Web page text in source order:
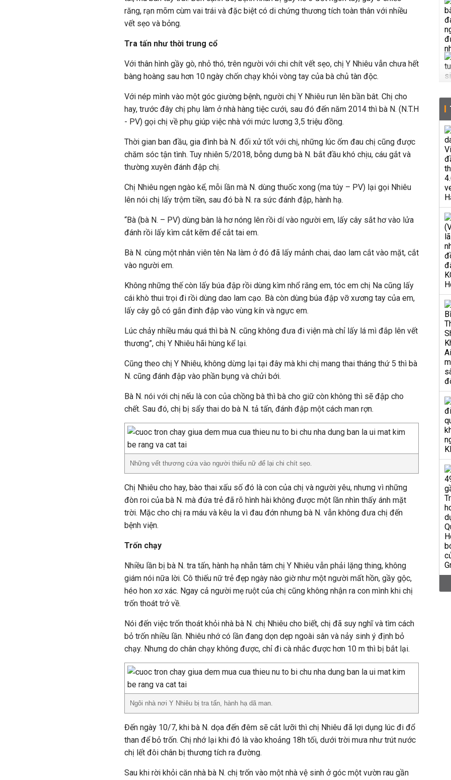
răng, rạn mõm cùm vai trái và đặc biệt có di chứng thương tích toàn thân với nhiều
vết sẹo và bỏng.
Tra tấn như thời trung cổ
Với thân hình gầy gò, nhỏ thó, trên người với chi chít vết sẹo, chị Y Nhiêu vẫn chưa hết
bàng hoàng sau hơn 10 ngày chốn chạy khỏi vòng tay của bà chủ tàn độc.
Với nép mình vào một góc giường bệnh, người chị Y Nhiêu run lên bần bât. Chị cho
hay, trước đây chị phụ làm ở nhà hàng tiệc cưới, sau đó đến năm 2014 thì bà N. (N.T.H
- PV) gọi chị về phụ giúp việc nhà với mức lương 3,5 triệu đồng.
Thời gian ban đầu, gia đình bà N. đối xử tốt với chị, những lúc ốm đau chị cũng được
chăm sóc tận tình. Tuy nhiên 5/2018, bỗng dưng bà N. bắt đầu khó chịu, cáu gắt và
thường xuyên đánh đập chị.
Chị Nhiêu ngẹn ngào kể, mỗi lần mà N. dùng thuốc xong (ma túy – PV) lại gọi Nhiêu
lên nói chị lấy trộm tiền, sau đó bà N. ra sức đánh đập, hành hạ.
“Bà (bà N. – PV) dùng bàn là hơ nóng lên rồi dí vào người em, lấy cây sắt hơ vào lửa
đánh rồi lấy kìm cắt kẽm để cắt tai em.
Bà N. cùng một nhân viên tên Na làm ở đó đã lấy mảnh chai, dao lam cắt vào mặt, cắt
vào người em.
Không những thế còn lấy búa đập rồi dùng kìm nhổ răng em, tóc em chị Na cũng lấy
cái khò thui trọi đi rồi dùng dao lam cạo. Bà còn dùng búa đập vỡ xương tay của em,
lấy cây gỗ có gắn đinh đập vào vùng kín và ngực em.
Lúc chảy nhiều máu quá thì bà N. cũng không đưa đi viện mà chỉ lấy lá mì đắp lên vết
thương”, chị Y Nhiêu hãi hùng kể lại.
Cũng theo chị Y Nhiêu, không dừng lại tại đây mà khi chị mang thai tháng thứ 5 thì bà
N. cũng đánh đập vào phần bụng và chửi bới.
Bà N. nói với chị nếu là con của chồng bà thì bà cho giữ còn không thì sẽ đập cho
chết. Sau đó, chị bị sẩy thai do bà N. tả tấn, đánh đập một cách man rợn.
Những vết thương cứa vào người thiếu nữ để lại chi chít sẹo.
Chị Nhiêu cho hay, bào thai xấu số đó là con của chị và người yêu, nhưng vì những
đòn roi của bà N. mà đứa trẻ đã rõ hình hài không được một lần nhìn thấy ánh mặt
trời. Mặc cho chị ra máu và kêu la vì đau đớn nhưng bà N. vẫn không đưa chị đến
bệnh viện.
Trốn chạy
Nhiều lần bị bà N. tra tấn, hành hạ nhẫn tâm chị Y Nhiêu vẫn phải lặng thing, không
giám nói nữa lời. Cô thiếu nữ trẻ đẹp ngày nào giờ như một người mất hồn, gầy gộc,
héo hon xơ xác. Ngay cả người mẹ ruột của chị cũng không nhận ra con mình khi chị
trốn thoát trở về.
Nói đến việc trốn thoát khỏi nhà bà N. chị Nhiêu cho biết, chị đã suy nghĩ và tìm cách
bỏ trốn nhiều lần. Nhiêu nhớ có lần đang dọn dẹp ngoài sân và nảy sinh ý định bỏ
chạy. Nhưng do chân chạy không được, chỉ đi cà nhắc được hơn 10 m thì bị bắt lại.
Ngôi nhà nơi Y Nhiêu bị tra tấn, hành hạ dã man.
Đến ngày 10/7, khi bà N. dọa đến đêm sẽ cắt lưỡi thì chị Nhiêu đã lợi dụng lúc đi đổ
than để bỏ trốn. Chị nhớ lại khi đó là vào khoảng 18h tối, dưới trời mưa như trút nước
chị lết đôi chân bị thương tích ra đường.
Sau khi rời khỏi căn nhà bà N. chị trốn vào một nhà vệ sinh ở góc một vườn rau gần